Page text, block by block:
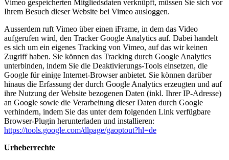
Vimeo gespeicherten Mitgliedsdaten verknüpft, müssen Sie sich vor
Ihrem Besuch dieser Website bei Vimeo ausloggen.
Ausserdem ruft Vimeo über einen iFrame, in dem das Video
aufgerufen wird, den Tracker Google Analytics auf. Dabei handelt
es sich um ein eigenes Tracking von Vimeo, auf das wir keinen
Zugriff haben. Sie können das Tracking durch Google Analytics
unterbinden, indem Sie die Deaktivierungs-Tools einsetzen, die
Google für einige Internet-Browser anbietet. Sie können darüber
hinaus die Erfassung der durch Google Analytics erzeugten und auf
ihre Nutzung der Website bezogenen Daten (inkl. Ihrer IP-Adresse)
an Google sowie die Verarbeitung dieser Daten durch Google
verhindern, indem Sie das unter dem folgenden Link verfügbare
Browser-Plugin herunterladen und installieren:
https://tools.google.com/dlpage/gaoptout?hl=de
Urheberrechte